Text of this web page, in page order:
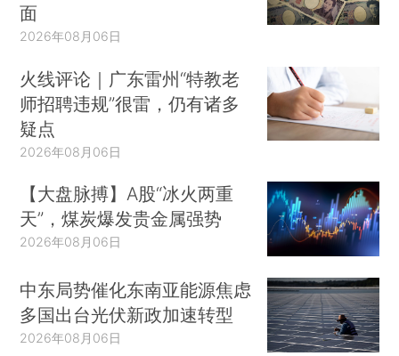
面
2026年08月06日
火线评论｜广东雷州“特教老
师招聘违规”很雷，仍有诸多
疑点
2026年08月06日
【大盘脉搏】A股“冰火两重
天”，煤炭爆发贵金属强势
2026年08月06日
中东局势催化东南亚能源焦虑
多国出台光伏新政加速转型
2026年08月06日